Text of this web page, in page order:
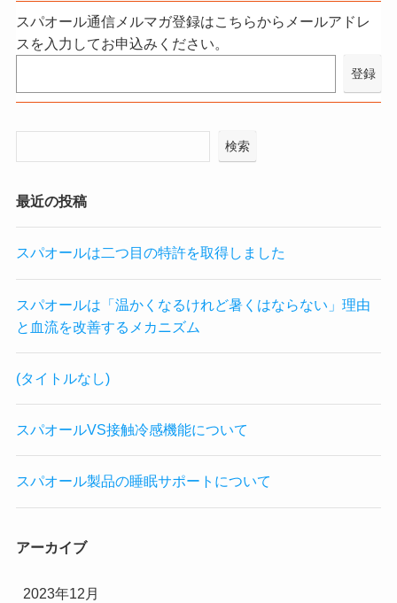
スパオール通信メルマガ登録はこちらからメールアドレ
スを入力してお申込みください。
検索
最近の投稿
スパオールは二つ目の特許を取得しました
スパオールは「温かくなるけれど暑くはならない」理由
と血流を改善するメカニズム
(タイトルなし)
スパオールVS接触冷感機能について
スパオール製品の睡眠サポートについて
アーカイブ
2023年12月